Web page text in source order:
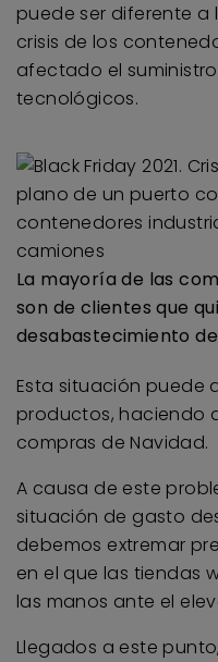
puede ser diferente a
crisis de los
afectado el
tecnológicos.
La mayoría de las
son de clientes que
desabastecimiento
Esta situación puede
productos, haciendo
compras de Navidad.
A causa de este
situación de gasto
debemos extremar
en el que las tiendas
las manos ante el
Llegados a este